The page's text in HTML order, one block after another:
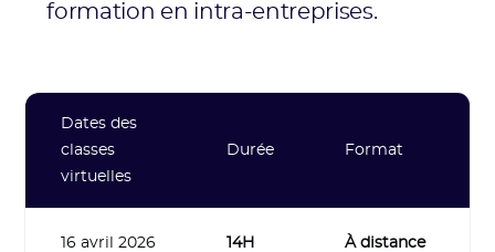
formation en intra-entreprises.
Dates des
classes
virtuelles
Durée Format
16 avril 2026 14H À distance